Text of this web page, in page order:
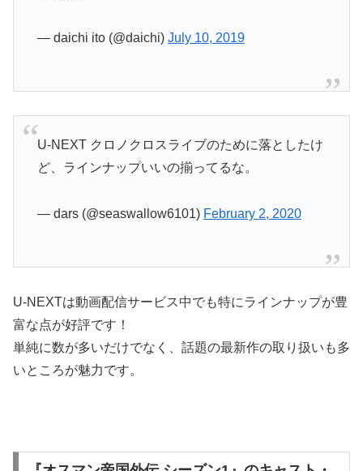
— daichi ito (@daichi) July 10, 2019
U-NEXT クロノクロスライブのために落としたけ
ど、ラインナップいいの揃ってるな。
— dars (@seaswallow6101) February 2, 2020
U-NEXTは動画配信サービス中でも特にラインナップが豊
富な点が好評です！
単純に数が多いだけでなく、話題の最新作の取り扱いも多
いところが魅力です。